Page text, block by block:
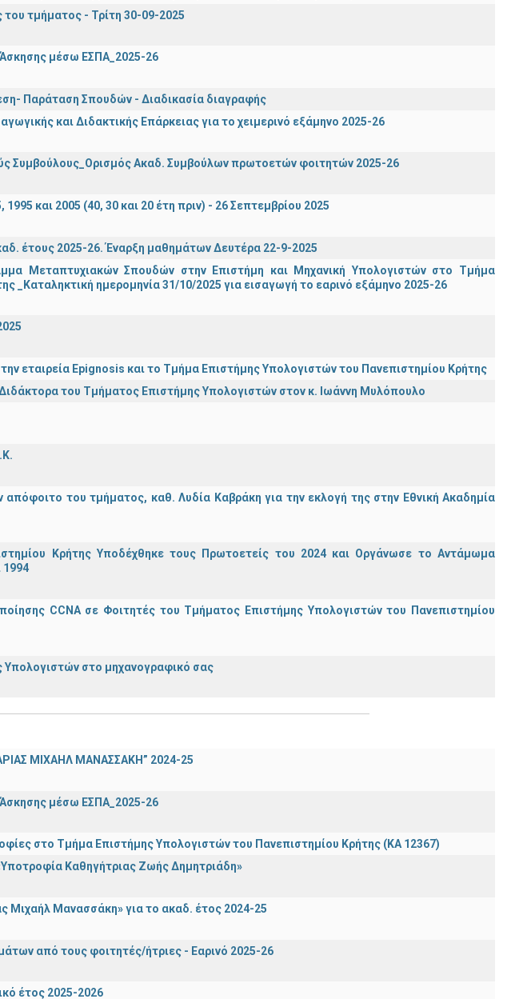
τμήματος - Τρίτη 30-09-2025
μέσω ΕΣΠΑ_2025-26
Παράταση Σπουδών - Διαδικασία διαγραφής
και Διδακτικής Επάρκειας για το χειμερινό εξάμηνο 2025-26
Συμβούλους_Ορισμός Ακαδ. Συμβούλων πρωτοετών φοιτητών 2025-26
και 2005 (40, 30 και 20 έτη πριν) - 26 Σεπτεμβρίου 2025
έτους 2025-26. Έναρξη μαθημάτων Δευτέρα 22-9-2025
Μεταπτυχιακών Σπουδών στην Επιστήμη και Μηχανική Υπολογιστών στο Τμήμα
_Καταληκτική ημερομηνία 31/10/2025 για εισαγωγή το εαρινό εξάμηνο 2025-26
εταιρεία Epignosis και το Τμήμα Επιστήμης Υπολογιστών του Πανεπιστημίου Κρήτης
του Τμήματος Επιστήμης Υπολογιστών στον κ. Ιωάννη Μυλόπουλο
του τμήματος, καθ. Λυδία Καβράκη για την εκλογή της στην Εθνική Ακαδημία
Κρήτης Υποδέχθηκε τους Πρωτοετείς του 2024 και Οργάνωσε το Αντάμωμα
1994
CCNA σε Φοιτητές του Τμήματος Επιστήμης Υπολογιστών του Πανεπιστημίου
Υπολογιστών στο μηχανογραφικό σας
ΜΙΧΑΗΛ ΜΑΝΑΣΣΑΚΗ” 2024-25
μέσω ΕΣΠΑ_2025-26
στο Τμήμα Επιστήμης Υπολογιστών του Πανεπιστημίου Κρήτης (ΚΑ 12367)
Καθηγήτριας Ζωής Δημητριάδη»
Μιχαήλ Μανασσάκη» για το ακαδ. έτος 2024-25
από τους φοιτητές/ήτριες - Εαρινό 2025-26
έτος 2025-2026